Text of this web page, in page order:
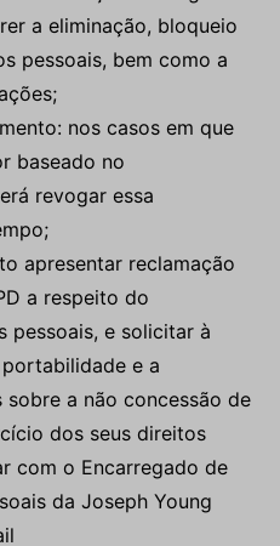
a eliminação, bloqueio
pessoais, bem como a
nos casos em que
baseado no
revogar essa
apresentar reclamação
a respeito do
pessoais, e solicitar à
e a
a não concessão de
dos seus direitos
com o Encarregado de
da Joseph Young